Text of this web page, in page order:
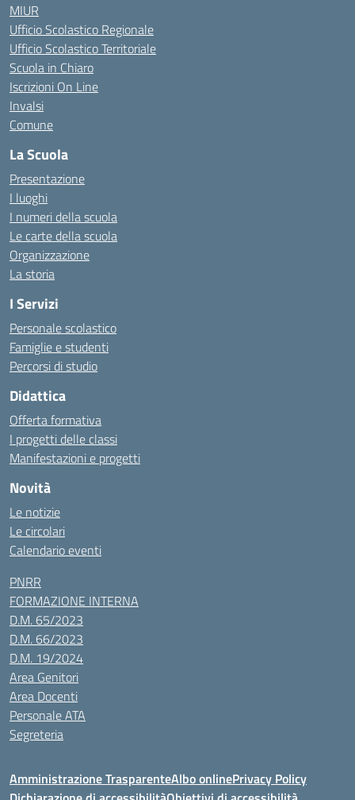
MIUR
Ufficio Scolastico Regionale
Ufficio Scolastico Territoriale
Scuola in Chiaro
Iscrizioni On Line
Invalsi
Comune
La Scuola
Presentazione
I luoghi
I numeri della scuola
Le carte della scuola
Organizzazione
La storia
I Servizi
Personale scolastico
Famiglie e studenti
Percorsi di studio
Didattica
Offerta formativa
I progetti delle classi
Manifestazioni e progetti
Novità
Le notizie
Le circolari
Calendario eventi
PNRR
FORMAZIONE INTERNA
D.M. 65/2023
D.M. 66/2023
D.M. 19/2024
Area Genitori
Area Docenti
Personale ATA
Segreteria
Amministrazione TrasparenteAlbo onlinePrivacy Policy